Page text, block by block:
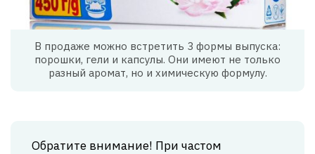
В продаже можно встретить 3 формы выпуска:
порошки, гели и капсулы. Они имеют не только
разный аромат, но и химическую формулу.
Обратите внимание! При частом